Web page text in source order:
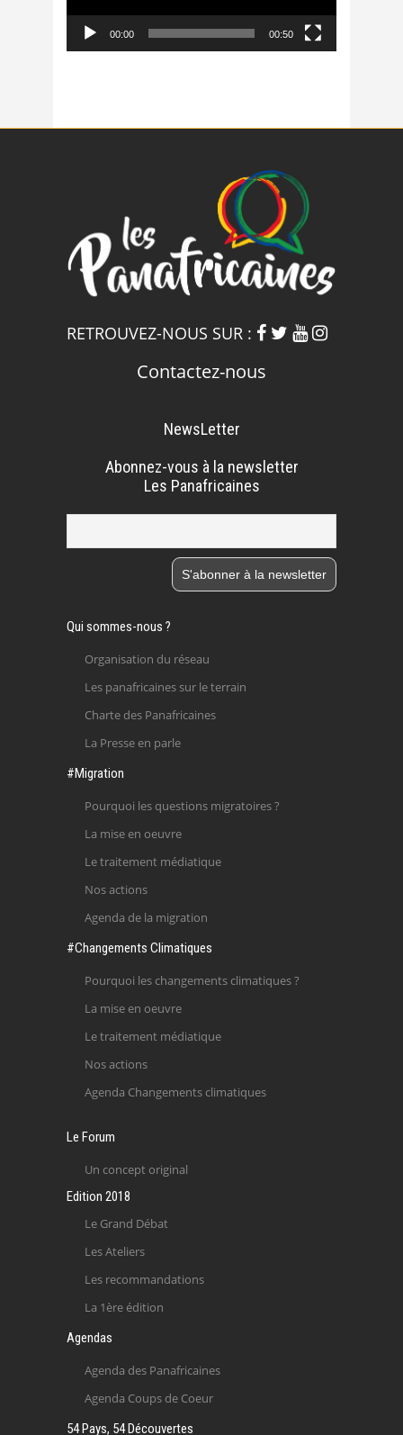
00:00 00:50
RETROUVEZ-NOUS SUR :
Contactez-nous
NewsLetter
Abonnez-vous à la newsletter
Les Panafricaines
Qui sommes-nous ?
Organisation du réseau
Les panafricaines sur le terrain
Charte des Panafricaines
La Presse en parle
#Migration
Pourquoi les questions migratoires ?
La mise en oeuvre
Le traitement médiatique
Nos actions
Agenda de la migration
#Changements Climatiques
Pourquoi les changements climatiques ?
La mise en oeuvre
Le traitement médiatique
Nos actions
Agenda Changements climatiques
Le Forum
Un concept original
Edition 2018
Le Grand Débat
Les Ateliers
Les recommandations
La 1ère édition
Agendas
Agenda des Panafricaines
Agenda Coups de Coeur
54 Pays, 54 Découvertes